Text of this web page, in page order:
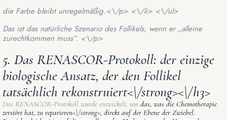
die Farbe bleibt unregelmäßig.<\/p> <\/li> <\/ul>
Das ist das natürliche Szenario des Follikels, wenn er „alleine
zurechtkommen muss“. <\/p>
5. Das RENASCOR-Protokoll: der einzige
biologische Ansatz, der den Follikel
tatsächlich rekonstruiert<\/strong><\/h3>
Das RENASCOR-Protokoll wurde entwickelt, um das, was die Chemotherapie
zerstört hat, zu reparieren<\/strong>, direkt auf der Ebene der Zwiebel.